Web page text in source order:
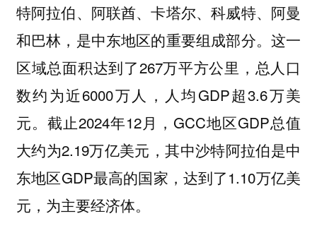
特阿拉伯、阿联酋、卡塔尔、科威特、阿曼
和巴林，是中东地区的重要组成部分。这一
区域总面积达到了267万平方公里，总人口
数约为近6000万人，人均GDP超3.6万美
元。截止2024年12月，GCC地区GDP总值
大约为2.19万亿美元，其中沙特阿拉伯是中
东地区GDP最高的国家，达到了1.10万亿美
元，为主要经济体。